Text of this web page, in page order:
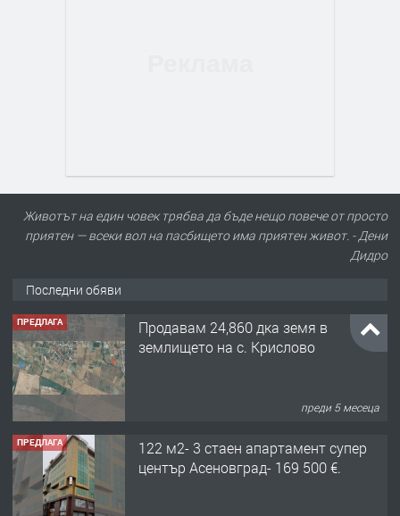
Животът на един човек трябва да бъде нещо повече от просто
приятен — всеки вол на пасбището има приятен живот. - Дени
Дидро
Последни обяви
ПРЕДЛАГА
Продавам 24,860 дка земя в
землището на с. Крислово
преди 5 месеца
ПРЕДЛАГА
122 м2- 3 стаен апартамент супер
център Асеновград- 169 500 €.